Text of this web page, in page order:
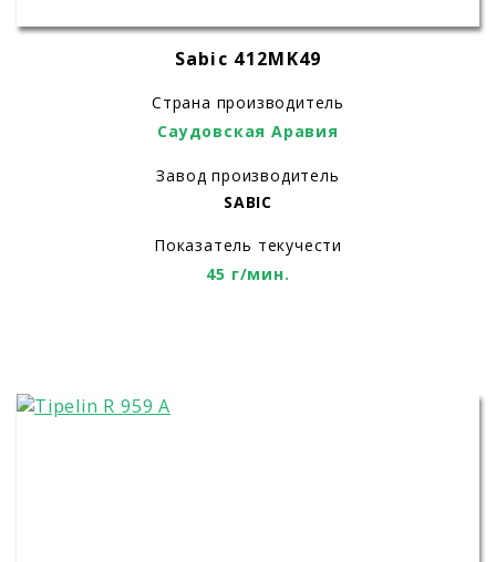
Sabic 412MK49
Страна производитель
Саудовская Аравия
Завод производитель
SABIC
Показатель текучести
45 г/мин.